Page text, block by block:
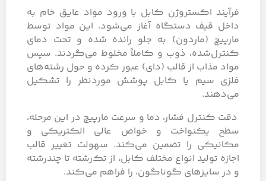
فرآیند اکستروژن کابل با ورود مواد عایق خام به
داخل قیف دستگاه آغاز می‌شود. این مواد توسط
مارپیچ (ماردون) به جلو رانده شده و تحت دمای
کنترل‌شده، ذوب و کاملاً مخلوط می‌گردند. سپس
مواد مذاب از قالب (دای) عبور کرده و حول رشته‌های
فلزی سیم یا کابل پوشش موردنظر را تشکیل
می‌دهند.
دقت کنترل فشار، دما و سرعت مارپیچ در این مرحله،
سطح یکنواخت و خواص عالی الکتریکی و
مکانیکی را تضمین می‌کند. سهولت تغییر قالب
اجازه تولید انواع مختلف کابل، از تک‌رشته تا چندرشته
و در سایزهای گوناگون، را فراهم می‌کند.